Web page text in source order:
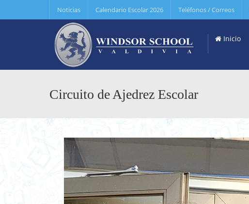
Noticias Calendario Escolar 2026 Teléfonos / Correos
Inicio
Circuito de Ajedrez Escolar